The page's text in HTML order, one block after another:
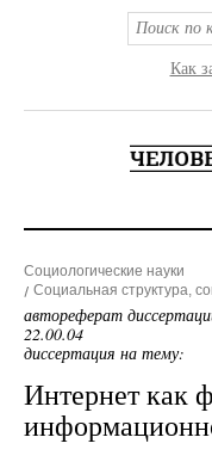
Как
Социологические науки
Социальная структура,
автореферат
22.00.04
диссертация на тему:
Интернет как